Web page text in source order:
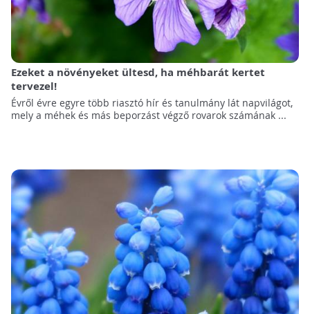
Ezeket a növényeket ültesd, ha méhbarát kertet
tervezel!
Évről évre egyre több riasztó hír és tanulmány lát napvilágot,
mely a méhek és más beporzást végző rovarok számának ...